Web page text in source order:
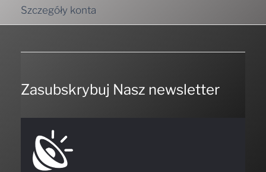
Szczegóły konta
Zasubskrybuj Nasz newsletter